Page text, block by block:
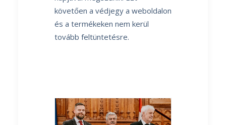
követően a védjegy a weboldalon
és a termékeken nem kerül
tovább feltüntetésre.